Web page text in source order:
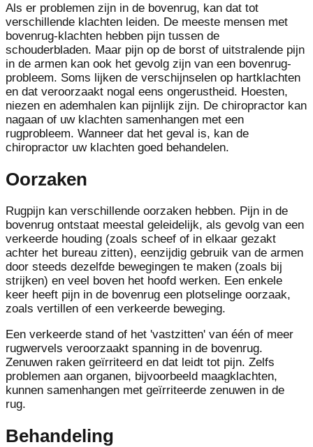
Als er problemen zijn in de bovenrug, kan dat tot
verschillende klachten leiden. De meeste mensen met
bovenrug-klachten hebben pijn tussen de
schouderbladen. Maar pijn op de borst of uitstralende pijn
in de armen kan ook het gevolg zijn van een bovenrug-
probleem. Soms lijken de verschijnselen op hartklachten
en dat veroorzaakt nogal eens ongerustheid. Hoesten,
niezen en ademhalen kan pijnlijk zijn. De chiropractor kan
nagaan of uw klachten samenhangen met een
rugprobleem. Wanneer dat het geval is, kan de
chiropractor uw klachten goed behandelen.
Oorzaken
Rugpijn kan verschillende oorzaken hebben. Pijn in de
bovenrug ontstaat meestal geleidelijk, als gevolg van een
verkeerde houding (zoals scheef of in elkaar gezakt
achter het bureau zitten), eenzijdig gebruik van de armen
door steeds dezelfde bewegingen te maken (zoals bij
strijken) en veel boven het hoofd werken. Een enkele
keer heeft pijn in de bovenrug een plotselinge oorzaak,
zoals vertillen of een verkeerde beweging.
Een verkeerde stand of het 'vastzitten' van één of meer
rugwervels veroorzaakt spanning in de bovenrug.
Zenuwen raken geïrriteerd en dat leidt tot pijn. Zelfs
problemen aan organen, bijvoorbeeld maagklachten,
kunnen samenhangen met geïrriteerde zenuwen in de
rug.
Behandeling